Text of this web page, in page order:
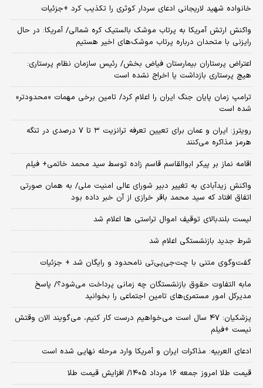
خانواده شهید لاریجانی ادعای سردار کوثری را تکذیب کرد +جزئیات
واکنش ارتش آمریکا به پرتاب موشک بالستیک کره شمالی/ آمریکا: در حال
رایزنی با متحدان درباره پرتاب موشک‌های اخیر هستیم
اعتراض پرستاران بیمارستان فیاض بخش/ رئیس سازمان نظام پرستاری:
هیچ پرستاری بازداشت یا اخراج نشده است
ترامپ زمان پایان جنگ ایران را اعلام کرد/ تامین برخی مهمات «محدودتر»
شده است
رویترز: ایران و عمان برای تعیین تعرفه ترانزیت ۳ تا ۷ درصدی در تنگه
هرمز مذاکره می‌کنند
اقامه نماز بر پیکر ابوالقاسم قاسم زاده توسط سید محمد خاتمی+ فیلم
واکنش زیدآبادی به تغییر دبیر شورای عالی امنیت ملی/ به همان صورتی
اتفاق افتاد که سید محمد باقر خرازی از آن خبر داده بود
لیست بلندبالای توقیف اموال تراستی ها اعلام شد
شرط جدید بازنشستگی اعلام شد
گفت‌وگوی متنی با چت‌جی‌پی‌تی نامحدود و رایگان شد + جزئیات
مابه التفاوت حقوق بازنشستگان چه زمانی پرداخت می‌شود؟/ پاسخ
مدیرکل امور مستمری‌های تامین اجتماعی را بخوانید
پزشکیان: ۴۷ سال است می‌خواهیم درست کار کنیم، می‌گویند الان وقتش
نیست +فیلم
ادعای العربیه: مذاکرات ایران و آمریکا وارد مرحله نهایی شده است
قیمت طلا امروز جمعه ۱۶ مرداد ۱۴۰۵/ افزایش قیمت طلا